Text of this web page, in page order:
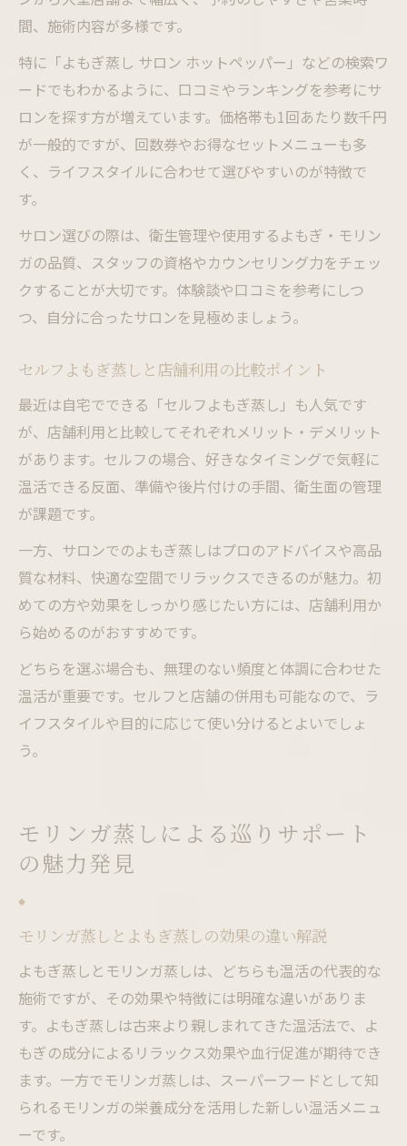
間、施術内容が多様です。
特に「よもぎ蒸し サロン ホットペッパー」などの検索ワ
ードでもわかるように、口コミやランキングを参考にサ
ロンを探す方が増えています。価格帯も1回あたり数千円
が一般的ですが、回数券やお得なセットメニューも多
く、ライフスタイルに合わせて選びやすいのが特徴で
す。
サロン選びの際は、衛生管理や使用するよもぎ・モリン
ガの品質、スタッフの資格やカウンセリング力をチェッ
クすることが大切です。体験談や口コミを参考にしつ
つ、自分に合ったサロンを見極めましょう。
セルフよもぎ蒸しと店舗利用の比較ポイント
最近は自宅でできる「セルフよもぎ蒸し」も人気です
が、店舗利用と比較してそれぞれメリット・デメリット
があります。セルフの場合、好きなタイミングで気軽に
温活できる反面、準備や後片付けの手間、衛生面の管理
が課題です。
一方、サロンでのよもぎ蒸しはプロのアドバイスや高品
質な材料、快適な空間でリラックスできるのが魅力。初
めての方や効果をしっかり感じたい方には、店舗利用か
ら始めるのがおすすめです。
どちらを選ぶ場合も、無理のない頻度と体調に合わせた
温活が重要です。セルフと店舗の併用も可能なので、ラ
イフスタイルや目的に応じて使い分けるとよいでしょ
う。
モリンガ蒸しによる巡りサポート
の魅力発見
モリンガ蒸しとよもぎ蒸しの効果の違い解説
よもぎ蒸しとモリンガ蒸しは、どちらも温活の代表的な
施術ですが、その効果や特徴には明確な違いがありま
す。よもぎ蒸しは古来より親しまれてきた温活法で、よ
もぎの成分によるリラックス効果や血行促進が期待でき
ます。一方でモリンガ蒸しは、スーパーフードとして知
られるモリンガの栄養成分を活用した新しい温活メニュ
ーです。